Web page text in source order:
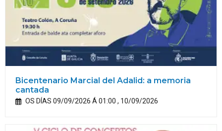
Bicentenario Marcial del Adalid: a memoria
cantada
OS DÍAS 09/09/2026 Á 01:00 , 10/09/2026